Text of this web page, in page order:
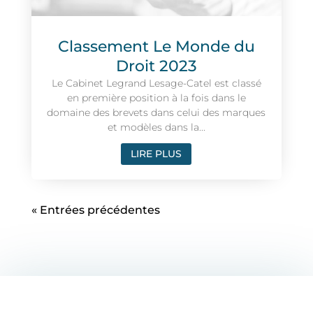
Classement Le Monde du
Droit 2023
Le Cabinet Legrand Lesage-Catel est classé
en première position à la fois dans le
domaine des brevets dans celui des marques
et modèles dans la...
LIRE PLUS
« Entrées précédentes